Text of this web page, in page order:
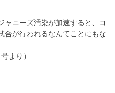
ニーズ汚染が加速すると、コ
合が行われるなんてことにもな
より）